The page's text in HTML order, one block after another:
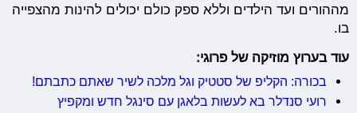
מההורים ועד הילדים וללא ספק כולם יכולים להינות מהצפייה
בו.
עוד בערוץ מוזיקה של פרוגי:
בכורה: הקליפ של סטטיק וגל מלכה לשיר שאתם כתבתם!
רועי סנדלר בא לעשות בלאגן עם סינגל חדש ומקפיץ